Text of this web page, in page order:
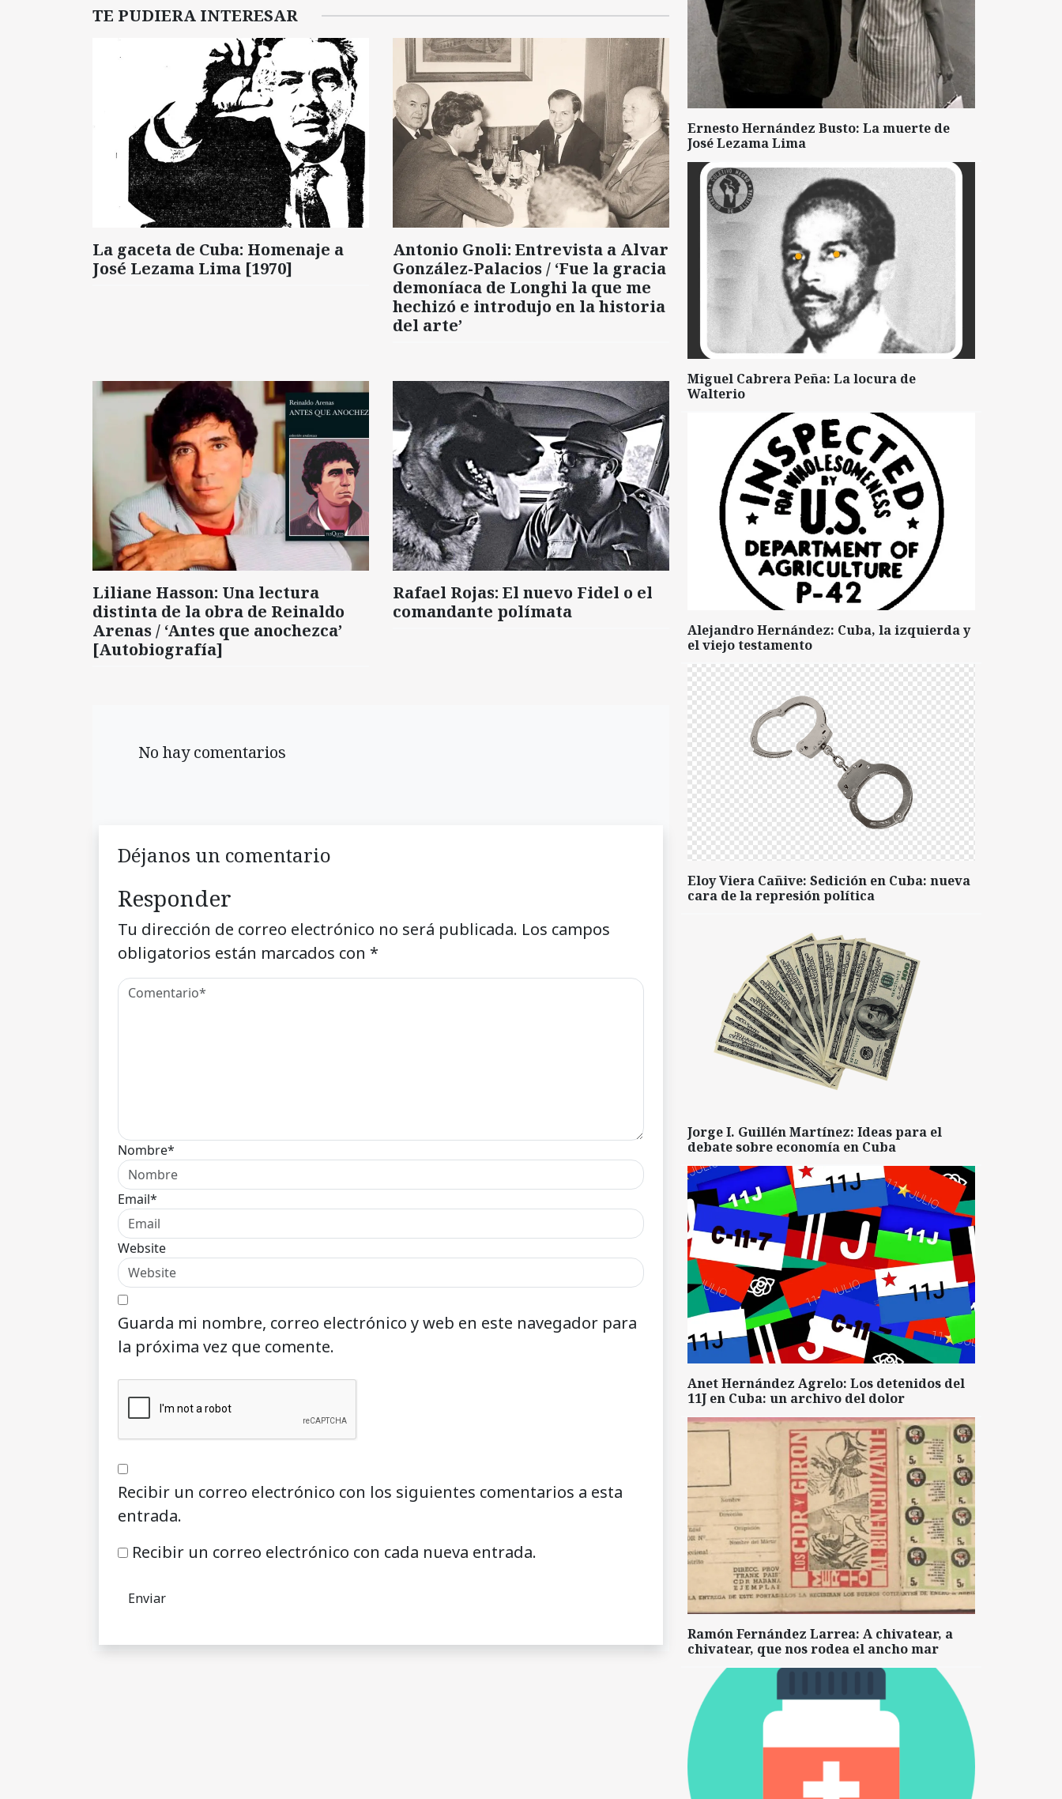
TE PUDIERA INTERESAR
La gaceta de Cuba: Homenaje a
José Lezama Lima [1970]
Antonio Gnoli: Entrevista a Alvar
González-Palacios / ‘Fue la gracia
demoníaca de Longhi la que me
hechizó e introdujo en la historia
del arte’
Liliane Hasson: Una lectura
distinta de la obra de Reinaldo
Arenas / ‘Antes que anochezca’
[Autobiografía]
Rafael Rojas: El nuevo Fidel o el
comandante polímata
No hay comentarios
Déjanos un comentario
Responder
Tu dirección de correo electrónico no será publicada. Los campos
obligatorios están marcados con *
Nombre*
Email*
Website
Guarda mi nombre, correo electrónico y web en este navegador para
la próxima vez que comente.
Recibir un correo electrónico con los siguientes comentarios a esta
entrada.
Recibir un correo electrónico con cada nueva entrada.
Ernesto Hernández Busto: La muerte de
José Lezama Lima
Miguel Cabrera Peña: La locura de
Walterio
Alejandro Hernández: Cuba, la izquierda y
el viejo testamento
Eloy Viera Cañive: Sedición en Cuba: nueva
cara de la represión política
Jorge I. Guillén Martínez: Ideas para el
debate sobre economía en Cuba
Anet Hernández Agrelo: Los detenidos del
11J en Cuba: un archivo del dolor
Ramón Fernández Larrea: A chivatear, a
chivatear, que nos rodea el ancho mar